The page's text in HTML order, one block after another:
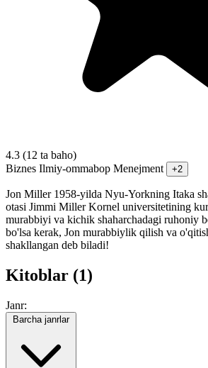
4.3 (12 ta baho)
Biznes Ilmiy-ommabop Menejment +2
Jon Miller 1958-yilda Nyu-Yorkning Itaka
otasi Jimmi Miller Kornel universitetining
murabbiyi va kichik shaharchadagi ruhoniy
bo'lsa kerak, Jon murabbiylik qilish va
shakllangan deb biladi!
Kitoblar (1)
Janr:
Barcha janrlar